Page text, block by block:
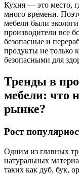
Кухня — это место,
много времени.
мебели были
производители все
безопасные и
продукты не только
безопасными для
Тренды в
мебели: что
рынке?
Рост
Одним из главных
натуральных
таких как дуб, бук,